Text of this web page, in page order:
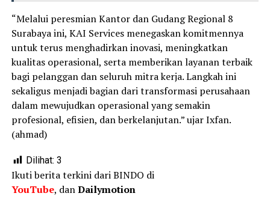
“Melalui peresmian Kantor dan Gudang Regional 8
Surabaya ini, KAI Services menegaskan komitmennya
untuk terus menghadirkan inovasi, meningkatkan
kualitas operasional, serta memberikan layanan terbaik
bagi pelanggan dan seluruh mitra kerja. Langkah ini
sekaligus menjadi bagian dari transformasi perusahaan
dalam mewujudkan operasional yang semakin
profesional, efisien, dan berkelanjutan.” ujar Ixfan.
(ahmad)
Dilihat: 3
Ikuti berita terkini dari BINDO di
YouTube, danDailymotion